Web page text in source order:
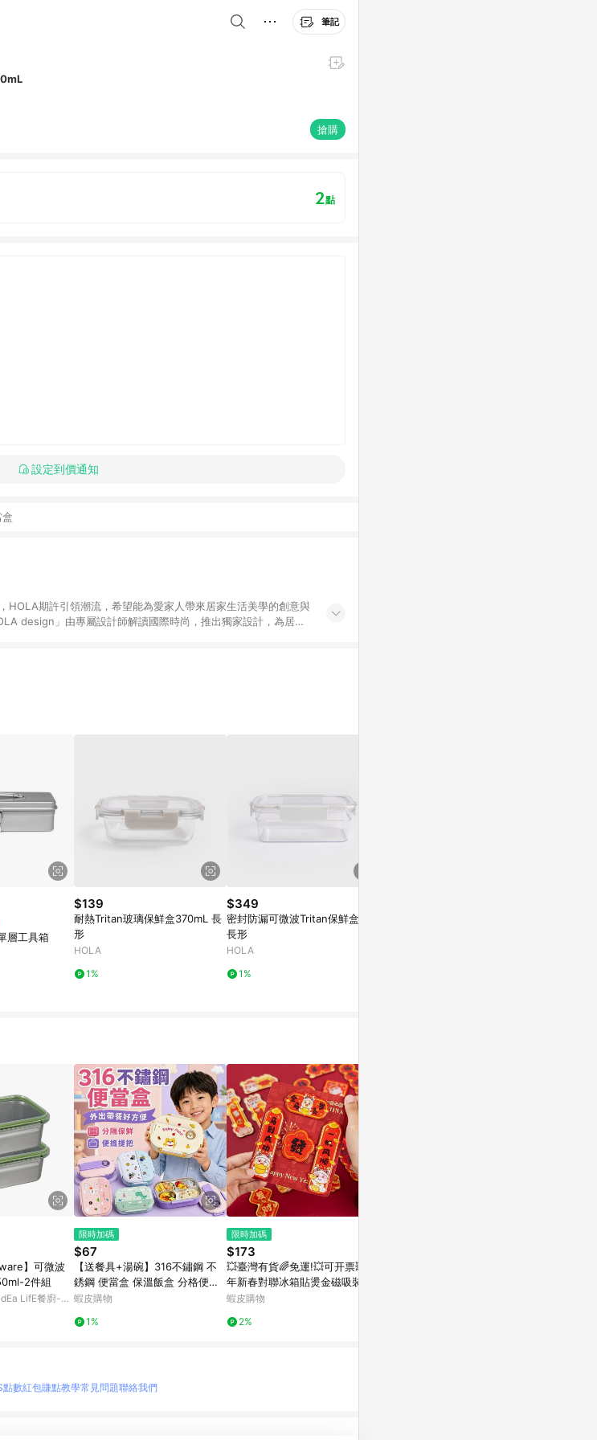
筆記
搶購
2點
設定到價通知
HOLA期許引領潮流，希望能為愛家人帶來居家生活美學的創意與
design」由專屬設計師解讀國際時尚，推出獨家設計，為居家
鬆地享受美好居家生活。 LINE購物站上活動如點數紅包、新客
層工具箱
$139
耐熱Tritan玻璃保鮮盒370mL 長
形
HOLA
1%
$349
密封防漏可微波Tritan保鮮盒1L
長形
HOLA
1%
】可微波
2件組
LifE餐廚-蝦
限時加碼
$67
【送餐具+湯碗】316不鏽鋼 不
銹鋼 便當盒 保溫飯盒 分格便當
盒 食品級 兒童便當餐盒 學生便
蝦皮購物
1%
限時加碼
$173
💥臺灣有貨🌈免運!💥可开票💥馬
年新春對聯冰箱貼燙金磁吸裝飾
貼創意新年迷你春聯冰箱貼2026
蝦皮購物
2%
點數紅包賺點教學常見問題聯絡我們